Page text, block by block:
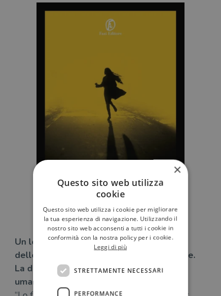
Un lettore forte, un amante del cinema e
delle serie tv, e naturalmente un narratore.
La domanda canonica è: perché gli esseri
umani raccontano storie?
×
Questo sito web utilizza
cookie
Questo sito web utilizza i cookie per migliorare
la tua esperienza di navigazione. Utilizzando il
nostro sito web acconsenti a tutti i cookie in
conformità con la nostra policy per i cookie.
Leggi di più
STRETTAMENTE NECESSARI
PERFORMANCE